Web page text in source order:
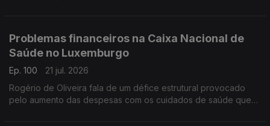
Problemas financeiros na Caixa Nacional de
Saúde no Luxemburgo
Ep. 100
21 jul. 2026
Rogério de Oliveira fala de um défice estrutural provocado
pelo aumento das despesas com os cuidados de saúde que